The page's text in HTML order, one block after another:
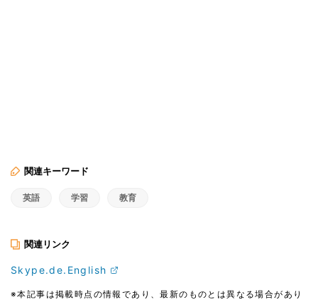
関連キーワード
英語 学習 教育
関連リンク
Skype.de.English
※本記事は掲載時点の情報であり、最新のものとは異なる場合があり